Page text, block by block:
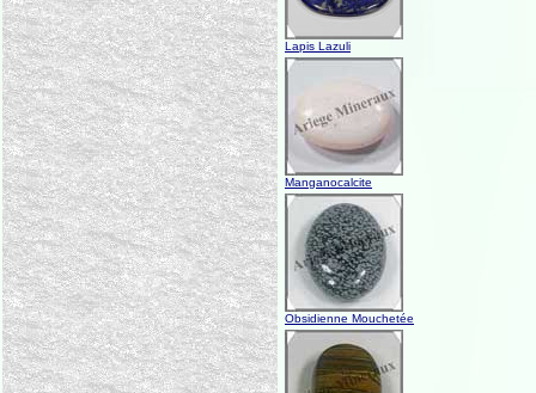
Lapis Lazuli
Manganocalcite
Obsidienne Mouchetée